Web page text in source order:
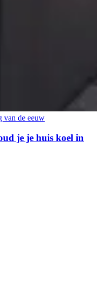
van de eeuw
je je huis koel in